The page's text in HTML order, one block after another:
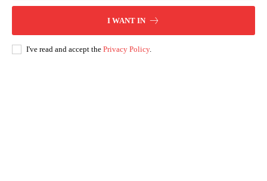
I WANT IN
I've read and accept the Privacy Policy.